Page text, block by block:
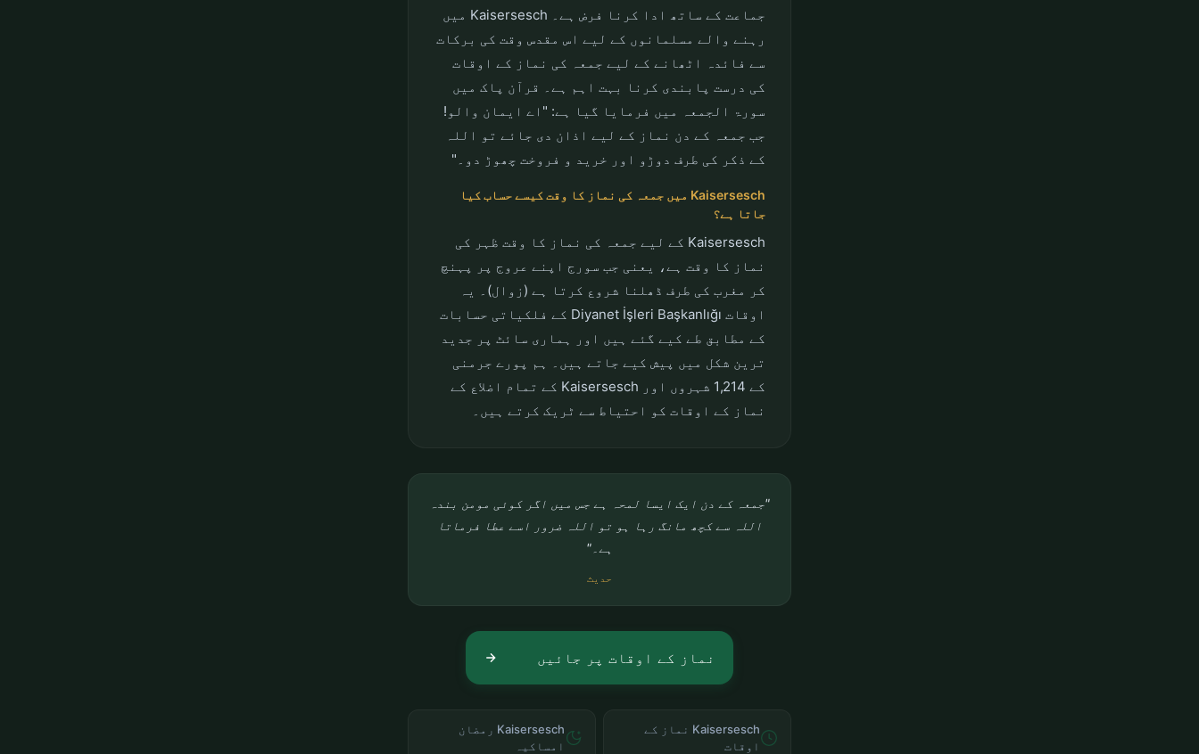
جماعت کے ساتھ ادا کرنا فرض ہے۔ Kaisersesch میں
رہنے والے مسلمانوں کے لیے اس مقدس وقت کی برکات
سے فائدہ اٹھانے کے لیے جمعہ کی نماز کے اوقات
کی درست پابندی کرنا بہت اہم ہے۔ قرآن پاک میں
سورۃ الجمعہ میں فرمایا گیا ہے: "اے ایمان والو!
جب جمعہ کے دن نماز کے لیے اذان دی جائے تو اللہ
کے ذکر کی طرف دوڑو اور خرید و فروخت چھوڑ دو۔"
Kaisersesch میں جمعہ کی نماز کا وقت کیسے حساب کیا
جاتا ہے؟
Kaisersesch کے لیے جمعہ کی نماز کا وقت ظہر کی
نماز کا وقت ہے، یعنی جب سورج اپنے عروج پر پہنچ
کر مغرب کی طرف ڈھلنا شروع کرتا ہے (زوال)۔ یہ
اوقات Diyanet İşleri Başkanlığı کے فلکیاتی حسابات
کے مطابق طے کیے گئے ہیں اور ہماری سائٹ پر جدید
ترین شکل میں پیش کیے جاتے ہیں۔ ہم پورے جرمنی
کے 1,214 شہروں اور Kaisersesch کے تمام اضلاع کے
نماز کے اوقات کو احتیاط سے ٹریک کرتے ہیں۔
"جمعہ کے دن ایک ایسا لمحہ ہے جس میں اگر کوئی مومن بندہ
اللہ سے کچھ مانگ رہا ہو تو اللہ ضرور اسے عطا فرماتا
ہے۔"
حدیث
نماز کے اوقات پر جائیں
Kaisersesch نماز کے
اوقات
Kaisersesch رمضان
امساکیہ